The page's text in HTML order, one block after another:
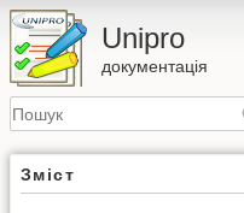
Unipro
документація
Зміст